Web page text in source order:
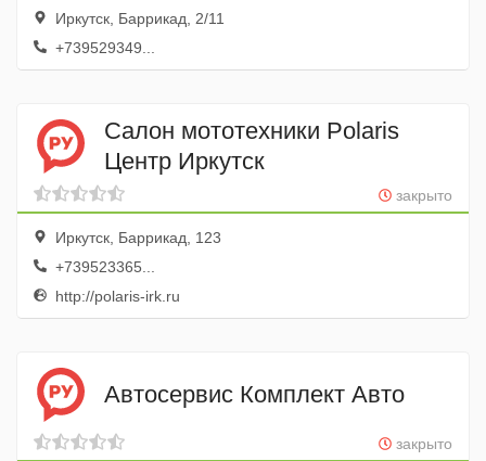
Иркутск, Баррикад, 2/11
+739529349...
Салон мототехники Polaris
Центр Иркутск
закрыто
Иркутск, Баррикад, 123
+739523365...
http://polaris-irk.ru
Автосервис Комплект Авто
закрыто